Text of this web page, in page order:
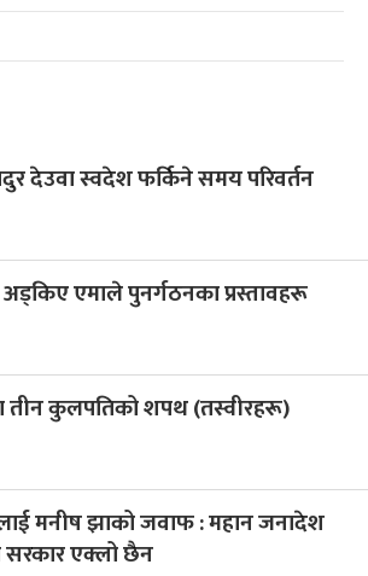
देउवा स्वदेश फर्किने समय परिवर्तन
अड्किए एमाले पुनर्गठनका प्रस्तावहरू
तीन कुलपतिको शपथ (तस्वीरहरू)
मनीष झाको जवाफ : महान जनादेश
सरकार एक्लो छैन